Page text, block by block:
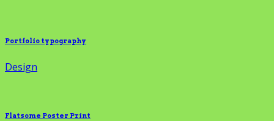
Portfolio typography
Design
Flatsome Poster Print